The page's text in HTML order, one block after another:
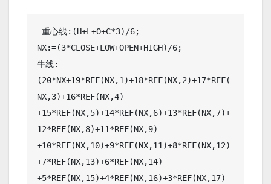
NX:=(3*CLOSE+LOW+OPEN+HIGH)/6;
牛线:
(20*NX+19*REF(NX,1)+18*REF(NX,2)+17*REF(
NX,3)+16*REF(NX,4)
+15*REF(NX,5)+14*REF(NX,6)+13*REF(NX,7)+
12*REF(NX,8)+11*REF(NX,9)
+10*REF(NX,10)+9*REF(NX,11)+8*REF(NX,12)
+7*REF(NX,13)+6*REF(NX,14)
+5*REF(NX,15)+4*REF(NX,16)+3*REF(NX,17)